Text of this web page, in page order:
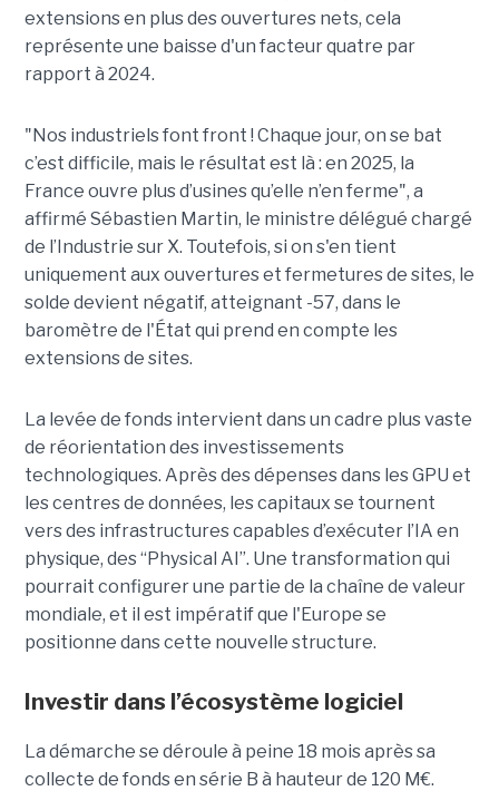
extensions en plus des ouvertures nets, cela
représente une baisse d'un facteur quatre par
rapport à 2024.
"Nos industriels font front ! Chaque jour, on se bat
c’est difficile, mais le résultat est là : en 2025, la
France ouvre plus d’usines qu’elle n’en ferme", a
affirmé Sébastien Martin, le ministre délégué chargé
de l’Industrie sur X. Toutefois, si on s'en tient
uniquement aux ouvertures et fermetures de sites, le
solde devient négatif, atteignant -57, dans le
baromètre de l'État qui prend en compte les
extensions de sites.
La levée de fonds intervient dans un cadre plus vaste
de réorientation des investissements
technologiques. Après des dépenses dans les GPU et
les centres de données, les capitaux se tournent
vers des infrastructures capables d’exécuter l’IA en
physique, des “Physical AI”. Une transformation qui
pourrait configurer une partie de la chaîne de valeur
mondiale, et il est impératif que l'Europe se
positionne dans cette nouvelle structure.
Investir dans l’écosystème logiciel
La démarche se déroule à peine 18 mois après sa
collecte de fonds en série B à hauteur de 120 M€.